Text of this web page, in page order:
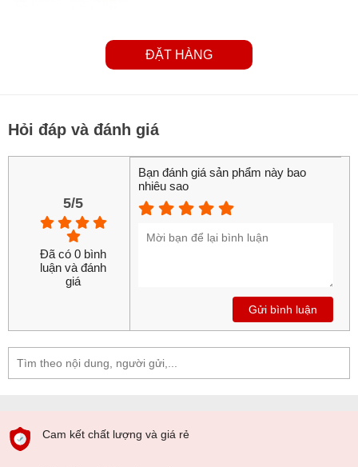
ĐẶT HÀNG
Hỏi đáp và đánh giá
5/5
Đã có 0 bình
luận và đánh
giá
Bạn đánh giá sản phẩm này bao
nhiêu sao
Gửi bình luận
Cam kết chất lượng và giá rẻ